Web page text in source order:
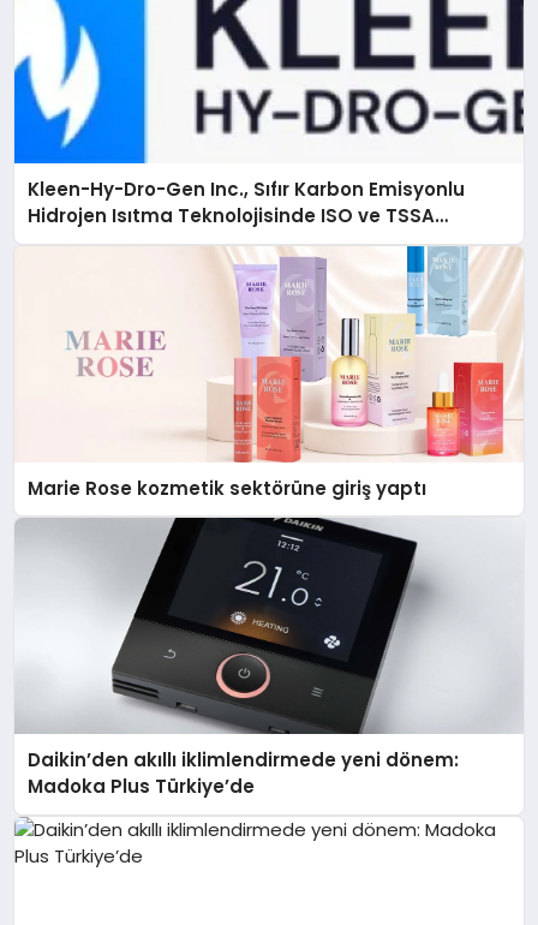
Kleen-Hy-Dro-Gen Inc., Sıfır Karbon Emisyonlu
Hidrojen Isıtma Teknolojisinde ISO ve TSSA
Düzenleyici Onaylarını Aldı
Marie Rose kozmetik sektörüne giriş yaptı
Daikin’den akıllı iklimlendirmede yeni dönem:
Madoka Plus Türkiye’de